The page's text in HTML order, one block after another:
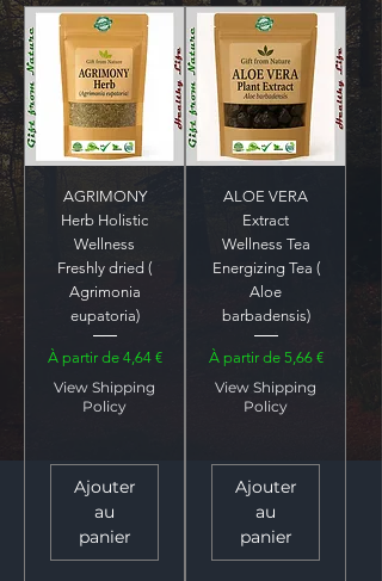
AGRIMONY
Herb Holistic
Wellness
Freshly dried (
Agrimonia
eupatoria)
À partir de 4,64 €
Prix promotionnel
View Shipping
Policy
Ajouter
au
panier
ALOE VERA
Extract
Wellness Tea
Energizing Tea (
Aloe
barbadensis)
À partir de 5,66 €
Prix promotionnel
View Shipping
Policy
Ajouter
au
panier